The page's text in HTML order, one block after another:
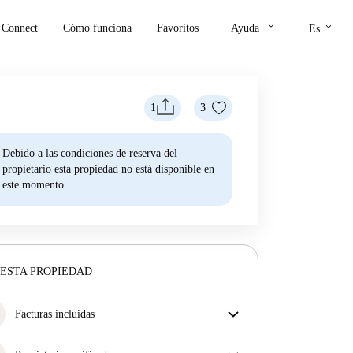
Connect Cómo funciona Favoritos Ayuda keyboard_arrow_down Es keyboard_arrow_down
1 3
Debido a las condiciones de reserva del
propietario esta propiedad no está disponible en
este momento.
PROPIEDAD
Facturas incluidas